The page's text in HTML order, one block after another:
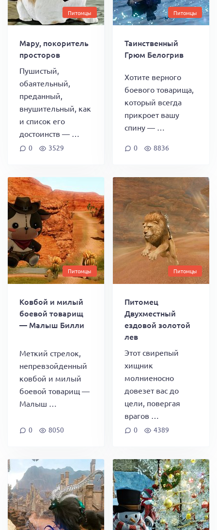
Питомцы
Мару, покоритель
просторов
Пушистый,
обаятельный,
преданный,
внушительный, как
и список его
достоинств — …
0 3529
Питомцы
Таинственный
Грюм Белогрив
Хотите верного
боевого товарища,
который всегда
прикроет вашу
спину — …
0 8836
Питомцы
Ковбой и милый
боевой товарищ
— Малыш Билли
Меткий стрелок,
непревзойденный
ковбой и милый
боевой товарищ —
Малыш …
0 8050
Питомцы
Питомец
Двухместный
ездовой золотой
лев
Этот свирепый
хищник
молниеносно
довезет вас до
цели, повергая
врагов …
0 4389